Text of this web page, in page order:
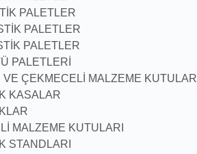
PALETLER
PALETLER
PALETLER
PALETLERİ
ÇEKMECELİ MALZEME KUTULARI
KASALAR
MALZEME KUTULARI
STANDLARI